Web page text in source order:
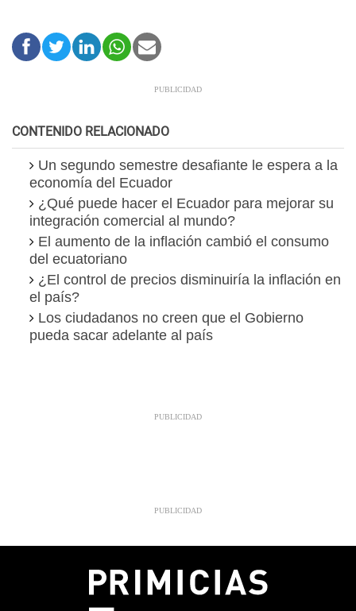
CONTENIDO RELACIONADO
Un segundo semestre desafiante le espera a la
economía del Ecuador
¿Qué puede hacer el Ecuador para mejorar su
integración comercial al mundo?
El aumento de la inflación cambió el consumo
del ecuatoriano
¿El control de precios disminuiría la inflación en
el país?
Los ciudadanos no creen que el Gobierno
pueda sacar adelante al país